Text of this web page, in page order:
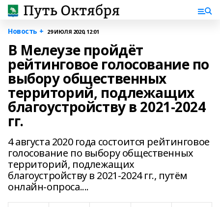
Новость + 29 ИЮЛЯ 2020, 12:01
В Мелеузе пройдёт
рейтинговое голосование по
выбору общественных
территорий, подлежащих
благоустройству в 2021-2024
гг.
4 августа 2020 года состоится рейтинговое
голосование по выбору общественных
территорий, подлежащих
благоустройству в 2021-2024 гг., путём
онлайн-опроса....